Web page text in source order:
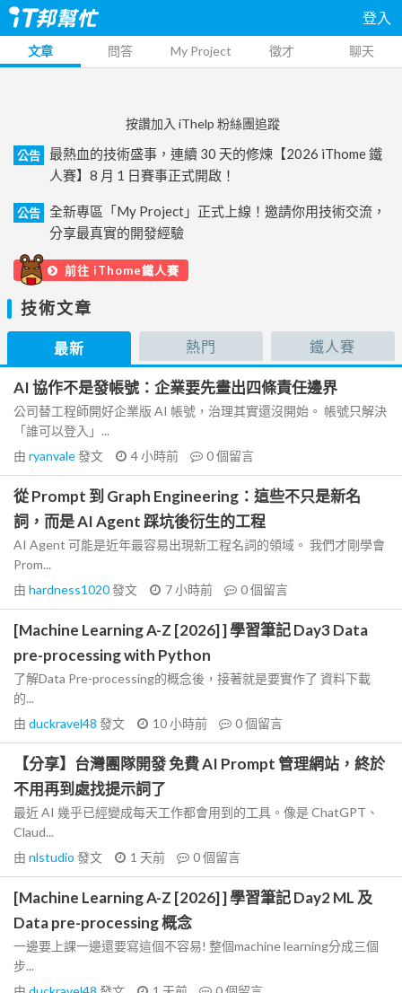
登入
文章 問答 My Project 徵才 聊天
按讚加入 iThelp 粉絲團追蹤
公告
最熱血的技術盛事，連續 30 天的修煉【2026 iThome 鐵
人賽】8 月 1 日賽事正式開啟！
公告
全新專區「My Project」正式上線！邀請你用技術交流，
分享最真實的開發經驗
前往 iThome鐵人賽
技術文章
最新 熱門 鐵人賽
AI 協作不是發帳號：企業要先畫出四條責任邊界
公司替工程師開好企業版 AI 帳號，治理其實還沒開始。 帳號只解決
「誰可以登入」...
由 ryanvale發文 4 小時前 0個留言
從 Prompt 到 Graph Engineering：這些不只是新名
詞，而是 AI Agent 踩坑後衍生的工程
AI Agent 可能是近年最容易出現新工程名詞的領域。 我們才剛學會
Prom...
由 hardness1020發文 7 小時前 0個留言
[Machine Learning A-Z [2026] ] 學習筆記 Day3 Data
pre-processing with Python
了解Data Pre-processing的概念後，接著就是要實作了 資料下載
的...
由 duckravel48 發文 10 小時前 0個留言
【分享】台灣團隊開發 免費 AI Prompt 管理網站，終於
不用再到處找提示詞了
最近 AI 幾乎已經變成每天工作都會用到的工具。像是 ChatGPT、
Claud...
由 nlstudio 發文 1 天前 0個留言
[Machine Learning A-Z [2026] ] 學習筆記 Day2 ML 及
Data pre-processing 概念
一邊要上課一邊還要寫這個不容易! 整個machine learning分成三個
步...